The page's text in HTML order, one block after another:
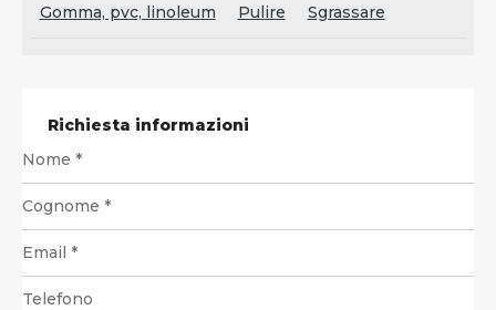
Gomma, pvc, linoleum
Pulire Sgrassare
Richiesta informazioni